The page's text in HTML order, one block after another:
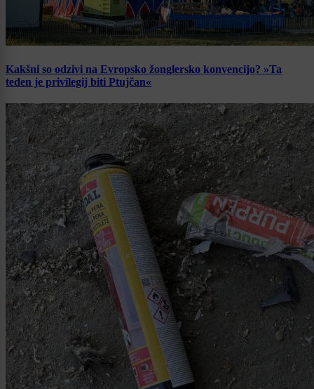
Kakšni so odzivi na Evropsko žonglersko konvencijo? »Ta
teden je privilegij biti Ptujčan«